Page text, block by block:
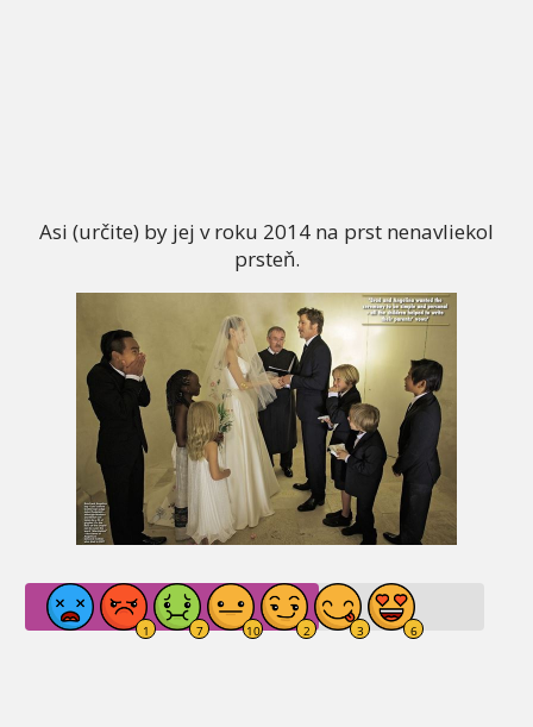
Asi (určite) by jej v roku 2014 na prst nenavliekol
prsteň.